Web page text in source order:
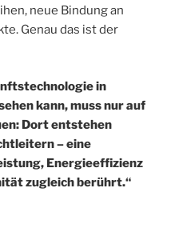
neue Bindung an
Genau das ist der
in
kann, muss nur auf
Dort entstehen
– eine
Energieeffizienz
zugleich berührt.“